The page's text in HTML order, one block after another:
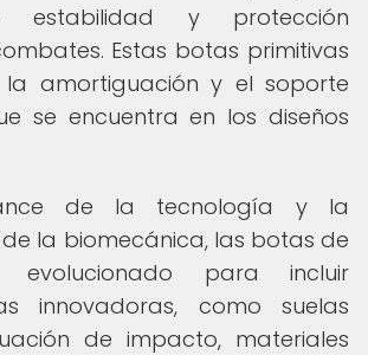
estabilidad y protección
Estas botas primitivas
amortiguación y el soporte
se encuentra en los diseños
de la tecnología y la
la biomecánica, las botas de
evolucionado para incluir
innovadoras, como suelas
de impacto, materiales